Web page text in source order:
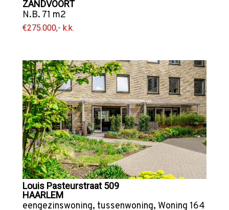
ZANDVOORT
N.B. 71 m2
€275.000,- k.k.
Louis Pasteurstraat 509
HAARLEM
eengezinswoning, tussenwoning, Woning 164